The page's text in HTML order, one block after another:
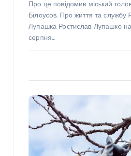
Про це повідомив міський
Білоусов. Про життя та службу
Лупашка Ростислав Лупашко
серпня…